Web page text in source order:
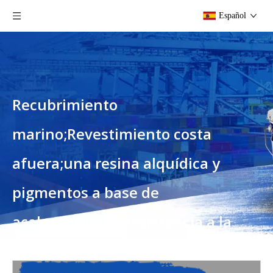
Español
Recubrimiento
marino;Revestimiento costa
afuera;una resina alquídica y
pigmentos a base de
acabado.Buena resistencia a la